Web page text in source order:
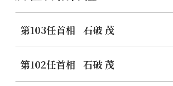
第103任首相 石破 茂
第102任首相 石破 茂